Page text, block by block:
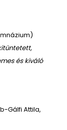
és kiváló
Gálfi Attila,